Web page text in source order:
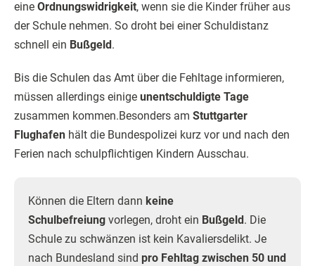
eine Ordnungswidrigkeit, wenn sie die Kinder früher aus
der Schule nehmen. So droht bei einer Schuldistanz
schnell ein Bußgeld .
Bis die Schulen das Amt über die Fehltage informieren,
müssen allerdings einige unentschuldigte Tage
zusammen kommen.Besonders am Stuttgarter
Flughafen hält die Bundespolizei kurz vor und nach den
Ferien nach schulpflichtigen Kindern Ausschau.
Können die Eltern dann keine
Schulbefreiung vorlegen, droht ein Bußgeld . Die
Schule zu schwänzen ist kein Kavaliersdelikt. Je
nach Bundesland sind pro Fehltag zwischen 50 und